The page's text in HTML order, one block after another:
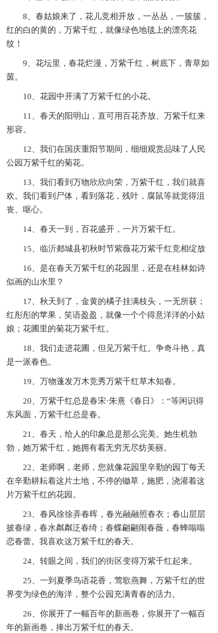
8、春姑娘来了，花儿竞相开放，一丛丛，一簇簇，
红的白的黄的，万紫千红，就像绿色地毯上的漂亮花
纹！
9、花坛里，春花烂漫，万紫千红，树底下，青草如
茵。
10、花园中开满了万紫千红的小花。
11、春天的阳明山，直可用百花齐放、万紫千红来
形容。
12、我们在国庆重阳节期间，细细观赏品味了人民
公园万紫千红的菊花。
13、我们看到万物欣欣向荣，万紫千红，我们就喜
欢。我们看到尸体，看到落花，残叶，腐鼠等就觉得沮
丧、呕心。
14、春天一到，百花盛开，一片万紫千红。
15、临沂郯城县初秋时节紫薇花万紫千红竞相绽放
16、是在春天万紫千红的花园里，还是在桂林如诗
似画的山水里？
17、秋天到了，金黄的橘子挂满枝头，一无所获；
红彤彤的苹果，笑语盈盈，就像一个个得意洋洋的小姑
娘；花圃里的菊花万紫千红。
18、我们走进花圃，但见万紫千红。争奇斗艳，真
是一派春色。
19、万物蓬发万木竞秀万紫千红草木知春。
20、万紫千红总是春宋·朱熹《春日》：“等闲识得
东风面，万紫千红总是春。
21、春天，给人的印象总是那么完美。她生机勃
勃，她万紫千红，她拥有着无穷无尽纺美丽。
22、老师啊，老师，您就像花园里辛勤的园丁每天
在辛勤耕耘着这片土地，不停的锄草，施肥，浇灌着这
片万紫千红的花园。
23、春风徐徐弄春晖，春光融融照春衣；春山层层
披春绿，春水粼粼泛春绮；春蝶翩翩闹春薇，春蜂嗡嗡
恋春蕾。我喜欢这万紫千红的春天。
24、转眼之间，我们的街区变得万紫千红起来。
25、一到夏季鸟语花香，莺歌燕舞，万紫千红的世
界变为绿色的海洋，整个公园充满青春的活力。
26、你展开了一幅百年的新画卷，你展开了一幅百
年的新画卷，捧出万紫千红的春天。